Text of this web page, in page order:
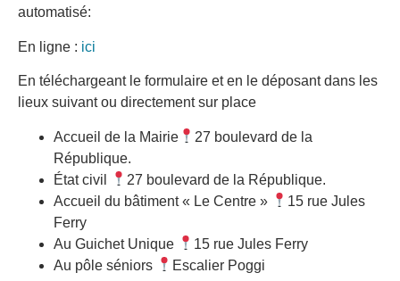
automatisé:
En ligne : ici
En téléchargeant le formulaire et en le déposant dans les
lieux suivant ou directement sur place
Accueil de la Mairie
27 boulevard de la
République.
État civil
27 boulevard de la République.
Accueil du bâtiment « Le Centre »
15 rue Jules
Ferry
Au Guichet Unique
15 rue Jules Ferry
Au pôle séniors
Escalier Poggi